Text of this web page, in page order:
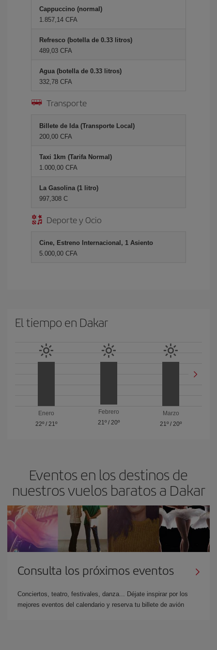
Cappuccino (normal)
1.857,14 CFA
Refresco (botella de 0.33 litros)
489,03 CFA
Agua (botella de 0.33 litros)
332,78 CFA
Transporte
Billete de Ida (Transporte Local)
200,00 CFA
Taxi 1km (Tarifa Normal)
1.000,00 CFA
La Gasolina (1 litro)
997,308 C
Deporte y Ocio
Cine, Estreno Internacional, 1 Asiento
5.000,00 CFA
El tiempo en Dakar
Enero
22º/ 21º
Febrero
21º/ 20º
Marzo
21º /20º
Eventos en los destinos de
nuestros vuelos baratos a Dakar
Consulta los próximos eventos
Conciertos, teatro, festivales, danza... Déjate inspirar por los
mejores eventos del calendario y reserva tu billete de avión